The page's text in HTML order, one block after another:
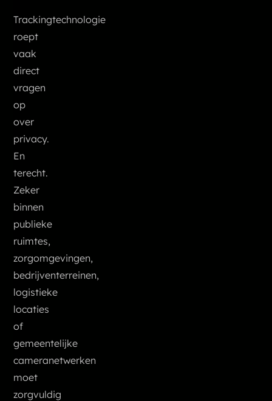
Trackingtechnologie
roept
vaak
direct
vragen
op
over
privacy.
En
terecht.
Zeker
binnen
publieke
ruimtes,
zorgomgevingen,
bedrijventerreinen,
logistieke
locaties
of
gemeentelijke
cameranetwerken
moet
zorgvuldig